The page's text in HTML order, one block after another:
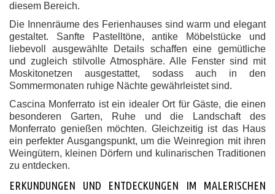
diesem Bereich.
Die Innenräume des Ferienhauses sind warm und elegant
gestaltet. Sanfte Pastelltöne, antike Möbelstücke und
liebevoll ausgewählte Details schaffen eine gemütliche
und zugleich stilvolle Atmosphäre. Alle Fenster sind mit
Moskitonetzen ausgestattet, sodass auch in den
Sommermonaten ruhige Nächte gewährleistet sind.
Cascina Monferrato ist ein idealer Ort für Gäste, die einen
besonderen Garten, Ruhe und die Landschaft des
Monferrato genießen möchten. Gleichzeitig ist das Haus
ein perfekter Ausgangspunkt, um die Weinregion mit ihren
Weingütern, kleinen Dörfern und kulinarischen Traditionen
zu entdecken.
ERKUNDUNGEN UND ENTDECKUNGEN IM MALERISCHEN